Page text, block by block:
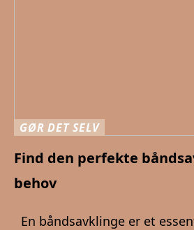
GØR DET SELV
Find den perfekte
behov
En båndsavklinge er et